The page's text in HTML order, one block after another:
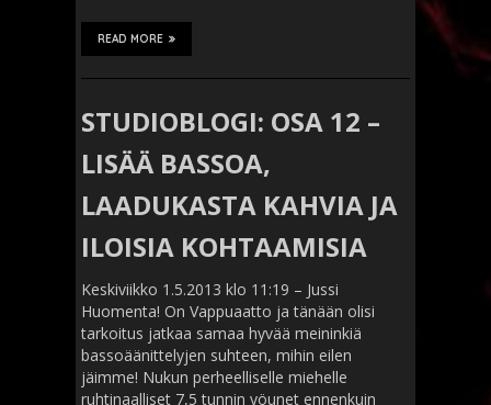
READ MORE
STUDIOBLOGI: OSA 12 –
LISÄÄ BASSOA,
LAADUKASTA KAHVIA JA
ILOISIA KOHTAAMISIA
Keskiviikko 1.5.2013 klo 11:19 – Jussi
Huomenta! On Vappuaatto ja tänään olisi
tarkoitus jatkaa samaa hyvää meininkiä
bassoäänittelyjen suhteen, mihin eilen
jäimme! Nukun perheelliselle miehelle
ruhtinaalliset 7,5 tunnin yöunet ennenkuin